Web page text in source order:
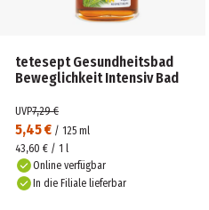
tetesept Gesundheitsbad
Beweglichkeit Intensiv Bad
5,45 € / 125 ml
UVP7,29 €
43,60 € / 1 l
Online verfügbar
In die Filiale lieferbar